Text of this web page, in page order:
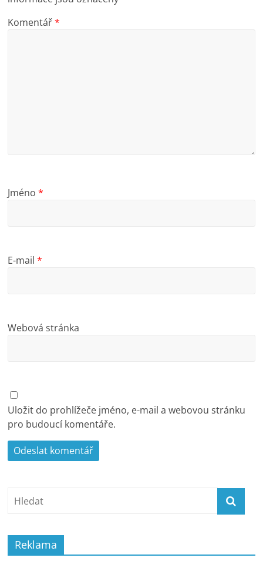
Komentář*
Jméno*
E-mail*
Webová stránka
Uložit do prohlížeče jméno, e-mail a webovou stránku
pro budoucí komentáře.
Reklama